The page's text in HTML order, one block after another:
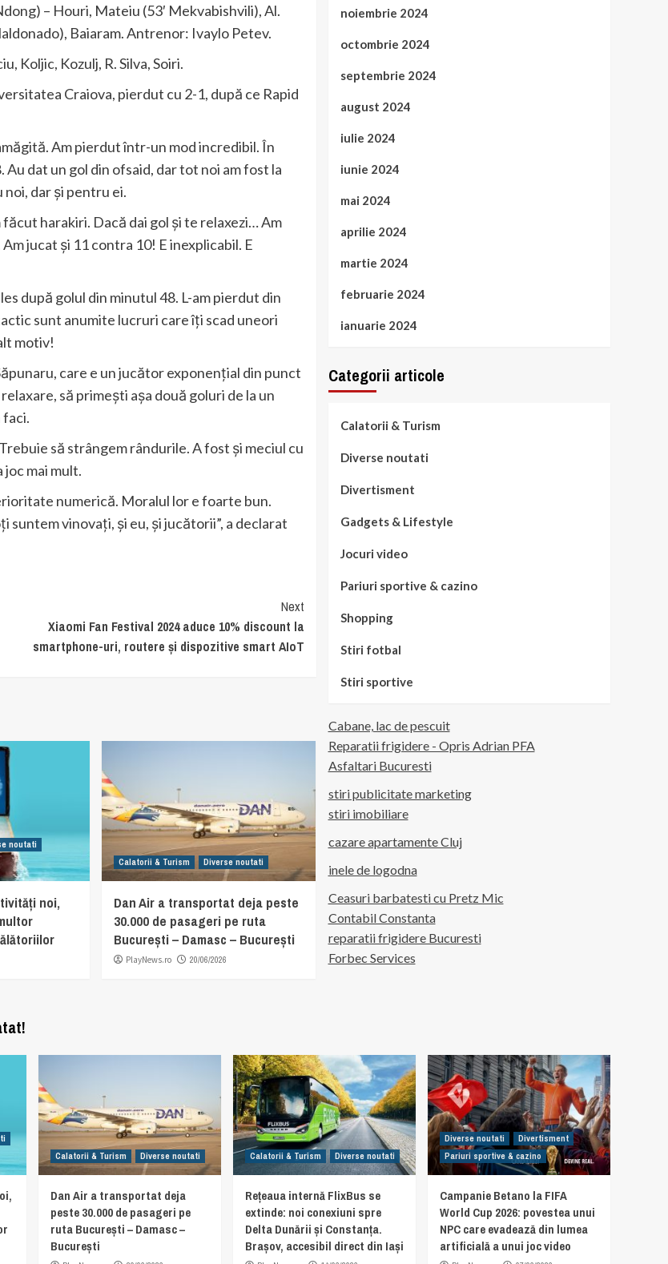
– Houri, Mateiu (53′ Mekvabishvili), Al.
Baiaram. Antrenor: Ivaylo Petev.
Koljic, Kozulj, R. Silva, Soiri.
Craiova, pierdut cu 2-1, după ce Rapid
Am pierdut într-un mod incredibil. În
dat un gol din ofsaid, dar tot noi am fost la
dar și pentru ei.
făcut harakiri. Dacă dai gol și te relaxezi… Am
jucat și 11 contra 10! E inexplicabil. E
după golul din minutul 48. L-am pierdut din
sunt anumite lucruri care îți scad uneori
motiv!
care e un jucător exponențial din punct
să primești așa două goluri de la un
să strângem rândurile. A fost și meciul cu
joc mai mult.
numerică. Moralul lor e foarte bun.
suntem vinovați, și eu, și jucătorii”, a declarat
Next
Xiaomi Fan Festival 2024 aduce 10% discount la
smartphone-uri, routere și dispozitive smart AIoT
noutati
noi,
Calatorii & Turism Diverse noutati
Dan Air a transportat deja peste
30.000 de pasageri pe ruta
București – Damasc – București
PlayNews.ro 20/06/2026
noiembrie 2024
octombrie 2024
septembrie 2024
august 2024
iulie 2024
iunie 2024
mai 2024
aprilie 2024
martie 2024
februarie 2024
ianuarie 2024
Categorii articole
Calatorii & Turism
Diverse noutati
Divertisment
Gadgets & Lifestyle
Jocuri video
Pariuri sportive & cazino
Shopping
Stiri fotbal
Stiri sportive
Cabane, lac de pescuit
Reparatii frigidere - Opris Adrian PFA
Asfaltari Bucuresti
stiri publicitate marketing
stiri imobiliare
cazare apartamente Cluj
inele de logodna
Ceasuri barbatesti cu Pretz Mic
Contabil Constanta
reparatii frigidere Bucuresti
Forbec Services
Calatorii & Turism Diverse noutati
Dan Air a transportat deja
peste 30.000 de pasageri pe
ruta București – Damasc –
București
Calatorii & Turism Diverse noutati
Rețeaua internă FlixBus se
extinde: noi conexiuni spre
Delta Dunării și Constanța.
Brașov, accesibil direct din Iași
Diverse noutati
Divertisment
Pariuri sportive & cazino
Campanie Betano la FIFA
World Cup 2026: povestea unui
NPC care evadează din lumea
artificială a unui joc video